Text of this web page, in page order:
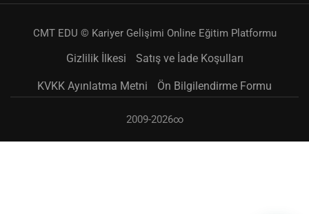
CMT EDU © Kariyer Gelişimi Online Eğitim Platformu
Gizlilik İlkesi Satış ve İade Koşulları
KVKK Ayınlatma Metni Ön Bilgilendirme Formu
2009-2026∞